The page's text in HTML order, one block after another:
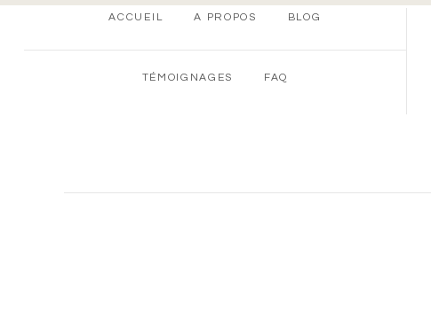
ACCUEIL A PROPOS BLOG
TÉMOIGNAGES FAQ